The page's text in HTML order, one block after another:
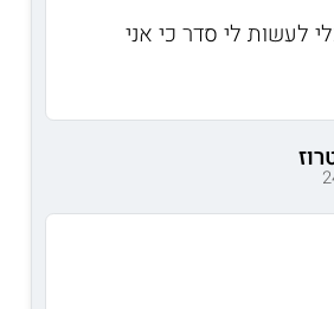
לעשות לי סדר כי אני